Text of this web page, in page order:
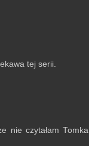
tej serii.
nie czytałam Tomka